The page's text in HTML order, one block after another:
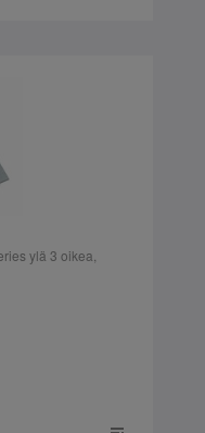
ylä 3 oikea,